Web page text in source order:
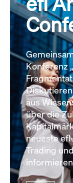
Konferenz
aus
über die
neueste
Trading